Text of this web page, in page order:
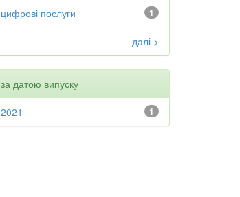
1
цифрові послуги
далі >
за датою випуску
1
2021